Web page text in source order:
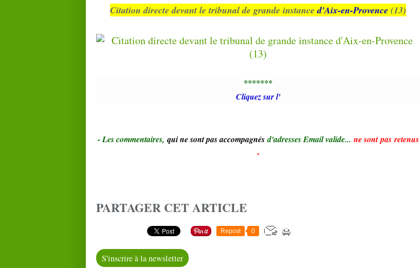
Citation directe devant le tribunal de grande instance d'Aix-en-Provence (13)
*******
Cliquez sur l'
- Les commentaires, qui ne sont pas accompagnésd'adresses Email valide... ne sont pas retenus
-
PARTAGER CET ARTICLE
Repost 0
S'inscrire à la newsletter